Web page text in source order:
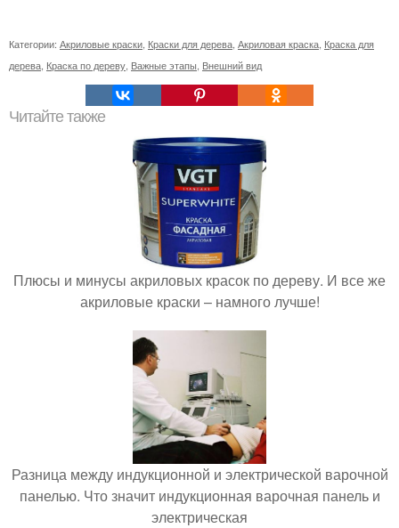
Категории: Акриловые краски Краски для дерева Акриловая краска Краска для
дерева Краска по дереву Важные этапы Внешний вид
Читайте также
Плюсы и минусы акриловых красок по дереву. И все же
акриловые краски – намного лучше!
Разница между индукционной и электрической варочной
панелью. Что значит индукционная варочная панель и
электрическая